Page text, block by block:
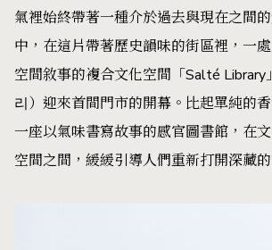
氣裡始終帶著一種介於過去與現在之間
中，在這片帶著歷史韻味的街區裡，一
空間敘事的複合文化空間「Salté Library
리）迎來首間門市的開幕。比起單純的
一座以氣味書寫故事的感官圖書館，在
空間之間，緩緩引導人們重新打開深藏